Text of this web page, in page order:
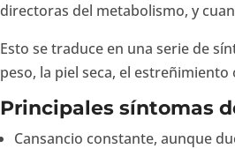
directoras del metabolismo, y
Esto se traduce en una serie de
peso, la piel seca, el
Principales síntomas
Cansancio constante, aunque